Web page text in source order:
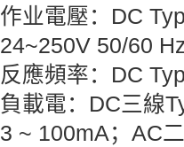
作业電壓：DC
24~250V 50/60
反應頻率：DC
負載電：DC三線
3 ~ 100mA；AC